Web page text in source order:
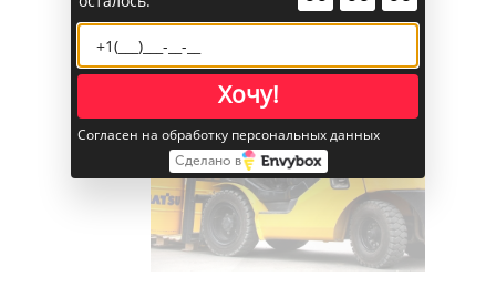
техники
Хочу!
Согласен на обработку персональных данных
Сделано в